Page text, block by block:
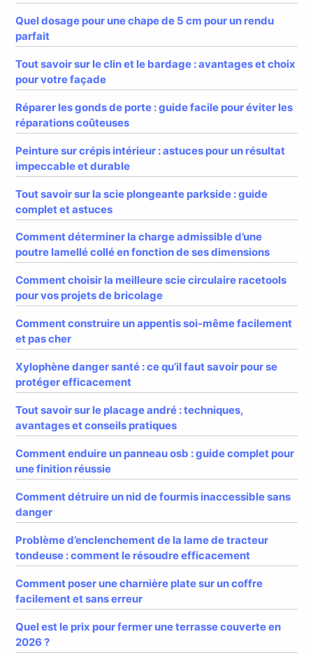
Quel dosage pour une chape de 5 cm pour un rendu
parfait
Tout savoir sur le clin et le bardage : avantages et choix
pour votre façade
Réparer les gonds de porte : guide facile pour éviter les
réparations coûteuses
Peinture sur crépis intérieur : astuces pour un résultat
impeccable et durable
Tout savoir sur la scie plongeante parkside : guide
complet et astuces
Comment déterminer la charge admissible d’une
poutre lamellé collé en fonction de ses dimensions
Comment choisir la meilleure scie circulaire racetools
pour vos projets de bricolage
Comment construire un appentis soi-même facilement
et pas cher
Xylophène danger santé : ce qu’il faut savoir pour se
protéger efficacement
Tout savoir sur le placage andré : techniques,
avantages et conseils pratiques
Comment enduire un panneau osb : guide complet pour
une finition réussie
Comment détruire un nid de fourmis inaccessible sans
danger
Problème d’enclenchement de la lame de tracteur
tondeuse : comment le résoudre efficacement
Comment poser une charnière plate sur un coffre
facilement et sans erreur
Quel est le prix pour fermer une terrasse couverte en
2026 ?